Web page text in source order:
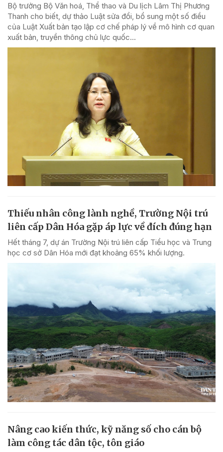
Bộ trưởng Bộ Văn hoá, Thể thao và Du lịch Lâm Thị Phương
Thanh cho biết, dự thảo Luật sửa đổi, bổ sung một số điều
của Luật Xuất bản tạo lập cơ chế pháp lý về mô hình cơ quan
xuất bản, truyền thông chủ lực quốc...
Thiếu nhân công lành nghề, Trường Nội trú
liên cấp Dân Hóa gặp áp lực về đích đúng hạn
Hết tháng 7, dự án Trường Nội trú liên cấp Tiểu học và Trung
học cơ sở Dân Hóa mới đạt khoảng 65% khối lượng.
Nâng cao kiến thức, kỹ năng số cho cán bộ
làm công tác dân tộc, tôn giáo